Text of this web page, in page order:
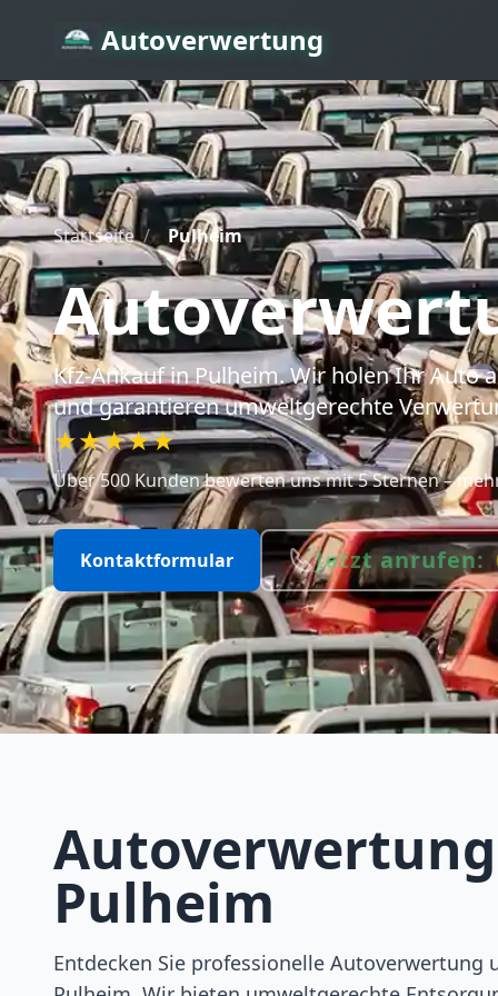
Autoverwertung
Startseite / Pulheim
Kfz-Ankaufin Pulheim. Wir holen Ihr Auto
und garantieren umweltgerechte
★★★★★
Über 500 Kunden bewerten uns mit 5 Sternen –
Kontaktformular Jetzt anrufen:
Autoverwertung
Pulheim
Entdecken Sie professionelle Autoverwertung